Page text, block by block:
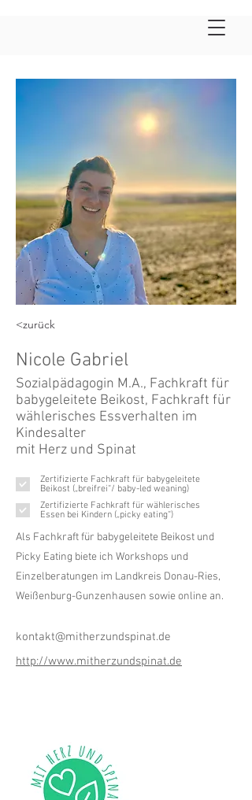
<zurück
Nicole Gabriel
Sozialpädagogin M.A., Fachkraft für
babygeleitete Beikost, Fachkraft für
wählerisches Essverhalten im
Kindesalter
mit Herz und Spinat
Zertifizierte Fachkraft für babygeleitete
Beikost („breifrei“/ baby-led weaning)
Zertifizierte Fachkraft für wählerisches
Essen bei Kindern („picky eating“)
Als Fachkraft für babygeleitete Beikost und
Picky Eating biete ich Workshops und
Einzelberatungen im Landkreis Donau-Ries,
Weißenburg-Gunzenhausen sowie online an.
kontakt@mitherzundspinat.de
http://www.mitherzundspinat.de